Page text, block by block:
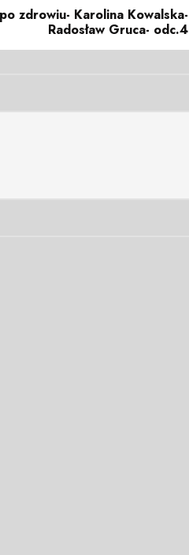
zdrowiu- Karolina Kowalska-
Radosław Gruca- odc.4